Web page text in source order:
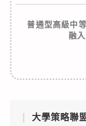
普通型高級中
融
大學策略聯